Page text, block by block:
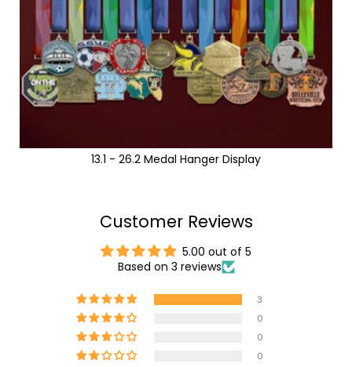
13.1 - 26.2 Medal Hanger Display
Customer Reviews
5.00 out of 5
Based on 3 reviews
3
0
0
0